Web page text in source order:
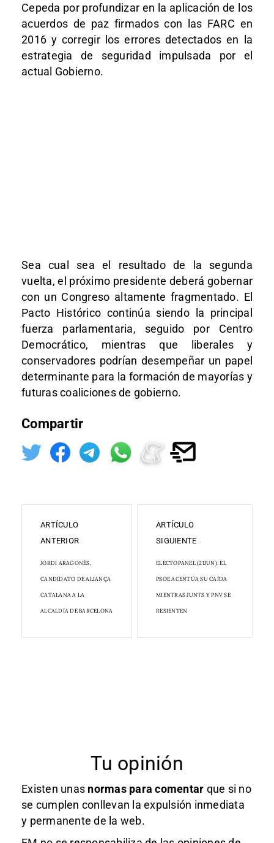
Cepeda por profundizar en la aplicación de los
acuerdos de paz firmados con las FARC en
2016 y corregir los errores detectados en la
estrategia de seguridad impulsada por el
actual Gobierno.
Sea cual sea el resultado de la segunda
vuelta, el próximo presidente deberá gobernar
con un Congreso altamente fragmentado. El
Pacto Histórico continúa siendo la principal
fuerza parlamentaria, seguido por Centro
Democrático, mientras que liberales y
conservadores podrían desempeñar un papel
determinante para la formación de mayorías y
futuras coaliciones de gobierno.
Compartir
ARTÍCULO
ANTERIOR
JORDI ARAGONÈS,
CANDIDATO DE ALIANÇA
CATALANA A LA
ALCALDÍA DE BARCELONA
ARTÍCULO
SIGUIENTE
ELECTOPANEL (21JUN): EL
PSOE ACENTÚA SU CAÍDA
MIENTRAS JUNTS Y PNV SE
RESIENTEN
Tu opinión
Existen unas normas para comentar que si no
se cumplen conllevan la expulsión inmediata
y permanente de la web.